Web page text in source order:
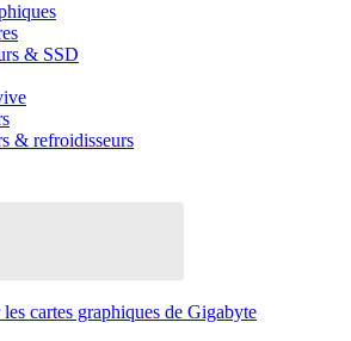
& SSD
& refroidisseurs
cartes graphiques de Gigabyte